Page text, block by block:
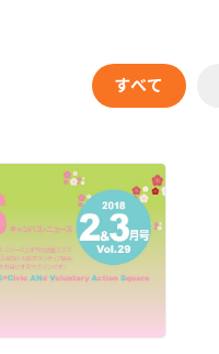
すべて